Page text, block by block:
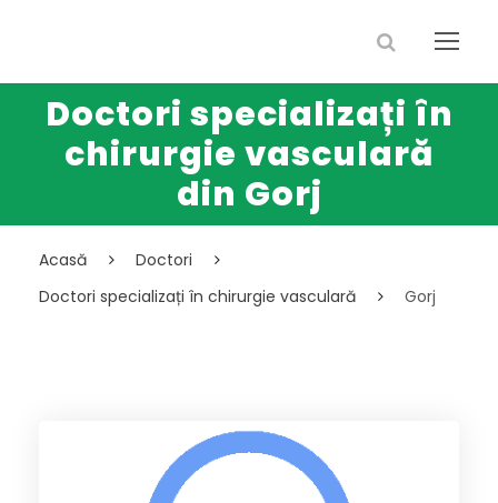
Doctori specializați în
chirurgie vasculară
din Gorj
Acasă
Doctori
Doctori specializați în chirurgie vasculară
Gorj